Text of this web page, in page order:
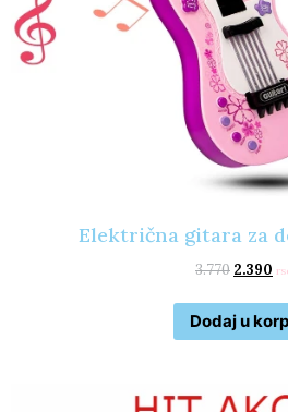
Električna gitara za
3.770 2.390
Dodaj u